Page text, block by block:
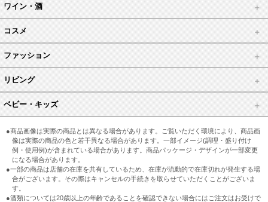
ワイン・酒
コスメ
ファッション
リビング
ベビー・キッズ
●商品画像は実際の商品とは異なる場合があります。ご覧いただく環境により、商品画
像は実際の商品の色と若干異なる場合があります。一部イメージ(調理・盛り付け
例・使用例)が含まれている場合があります。商品パッケージ・デザインが一部変更
になる場合があります。
●一部の商品は店舗の在庫を共有しているため、在庫が流動的で在庫切れが発生する場
合がございます。その際はキャンセルの手続きを取らせていただくことがございま
す。
●酒類については20歳以上の年齢であることを確認できない場合にはご注文はお受けで